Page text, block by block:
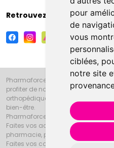
pour
de
vous
ciblées,
notre site
Retrouvez-nous sur vos
Pharmaforce.fr et la Grande
profiter de notre accueil, de nos
orthopédiques, homéopathiques,
bien-être.
Pharmaforce.fr est le site internet
Faites vos achats en ligne grâce à
pharmacie, parapharmacie,
Faites vos courses de pharmacie